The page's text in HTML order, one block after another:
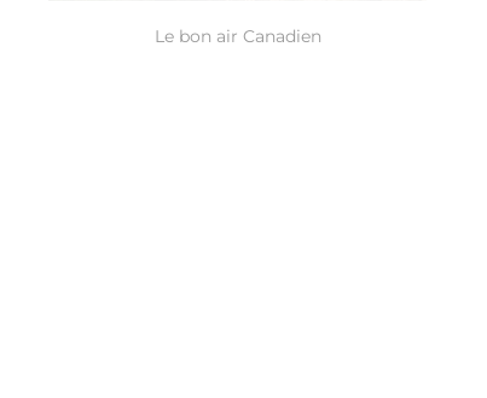
Le bon air Canadien